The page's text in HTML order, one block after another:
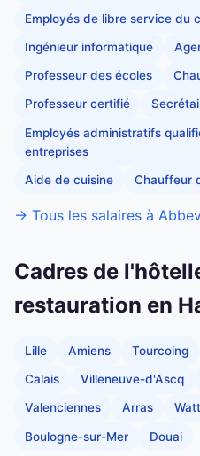
Employés de libre service du
Ingénieur informatique
Professeur des écoles
Professeur certifié
Employés administratifs
entreprises
Aide de cuisine Chauffeur
→ Tous les salaires à
Cadres de
restauration en
Lille Amiens Tourcoing
Calais Villeneuve-d'Ascq
Valenciennes Arras
Boulogne-sur-Mer Douai